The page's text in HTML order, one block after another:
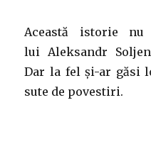
Această istorie
lui Aleksandr
Dar la fel și-ar găsi
sute de povestiri.